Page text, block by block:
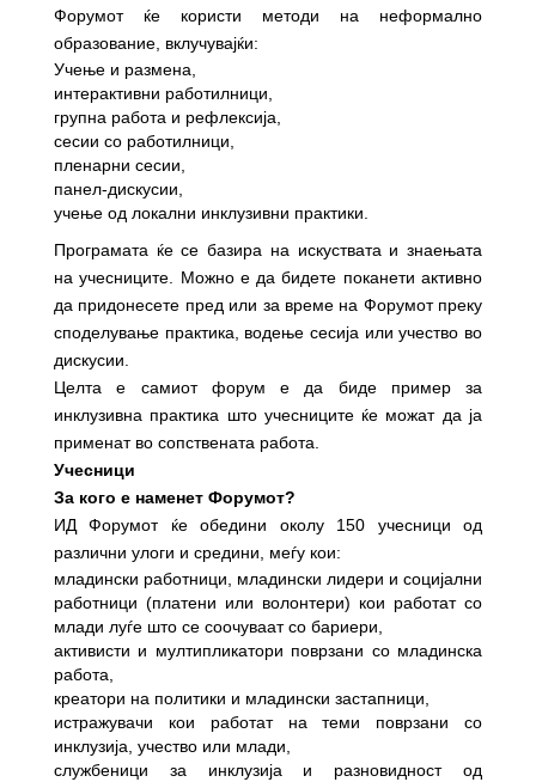
Форумот ќе користи методи на неформално
образование, вклучувајќи:
Учење и размена,
интерактивни работилници,
групна работа и рефлексија,
сесии со работилници
пленарни сесии,
панел-дискусии,
учење од локални инклузивни практики.
Програмата ќе се базира на искуствата и знаењата
на учесниците. Можно е да бидете поканети активно
да придонесете пред или за време на Форумот преку
споделување практика, водење сесија или учество во
дискусии.
Целта е самиот форум е да биде пример за
инклузивна практика што учесниците ќе можат да ја
применат во сопствената работа.
Учесници
За кого е наменет Форумот?
ИД Форумот ќе обедини околу 150 учесници од
различни улоги и средини, меѓу кои:
младински работници, младински лидери и социјални
работници (платени или волонтери) кои работат со
млади луѓе што се соочуваат со бариери,
активисти и мултипликатори поврзани со младинска
работа,
креатори на политики и младински застапници,
истражувачи кои работат на теми поврзани со
инклузија, учество или млади,
службеници за инклузија и разновидност од